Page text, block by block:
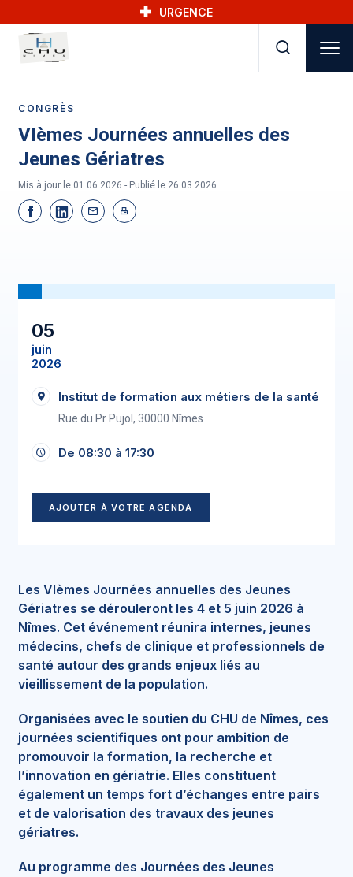
URGENCE
CONGRÈS
VIèmes Journées annuelles des
Jeunes Gériatres
Mis à jour le 01.06.2026 - Publié le 26.03.2026
05
juin
2026
Institut de formation aux métiers de la santé
Rue du Pr Pujol, 30000 Nîmes
De 08:30 à 17:30
AJOUTER À VOTRE AGENDA
Les VIèmes Journées annuelles des Jeunes
Gériatres se dérouleront les 4 et 5 juin 2026 à
Nîmes. Cet événement réunira internes, jeunes
médecins, chefs de clinique et professionnels de
santé autour des grands enjeux liés au
vieillissement de la population.
Organisées avec le soutien du CHU de Nîmes, ces
journées scientifiques ont pour ambition de
promouvoir la formation, la recherche et
l’innovation en gériatrie. Elles constituent
également un temps fort d’échanges entre pairs
et de valorisation des travaux des jeunes
gériatres.
Au programme des Journées des Jeunes